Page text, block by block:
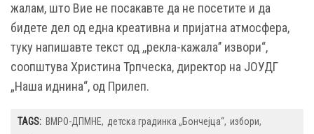
жалам, што Вие не посакавте да не посетите и да
бидете дел од една креативна и пријатна атмосфера,
туку напишавте текст од ,,рекла-кажала’’ извори“,
соопштува Христина Трпческа, директор на ЈОУДГ
„Наша иднина“, од Прилеп.
TAGS: ВМРО-ДПМНЕ детска градинка „Бончејца“ избори